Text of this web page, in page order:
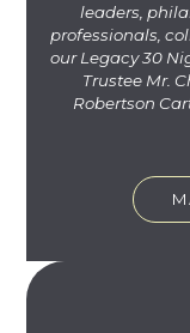
leaders,
professionals,
our Legacy 30
Trustee Mr.
Robertson